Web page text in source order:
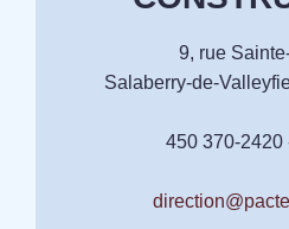
9, rue
Salaberry-de-
450 370-2420